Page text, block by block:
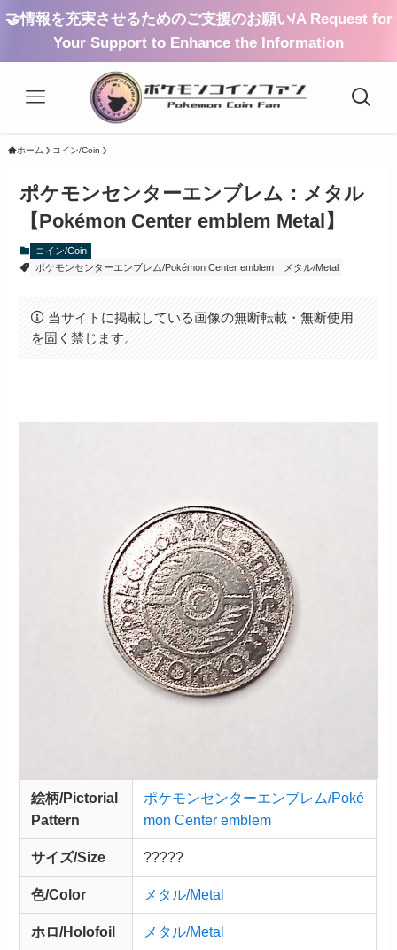
🤝情報を充実させるためのご支援のお願い/A Request for
Your Support to Enhance the Information
ホーム コイン/Coin
ポケモンセンターエンブレム：メタル
【Pokémon Center emblem Metal】
コイン/Coin
ポケモンセンターエンブレム/Pokémon Center emblem
メタル/Metal
当サイトに掲載している画像の無断転載・無断使用
を固く禁じます。
絵柄/Pictorial
Pattern
ポケモンセンターエンブレム/Poké
mon Center emblem
サイズ/Size ?????
色/Color メタル/Metal
ホロ/Holofoil メタル/Metal